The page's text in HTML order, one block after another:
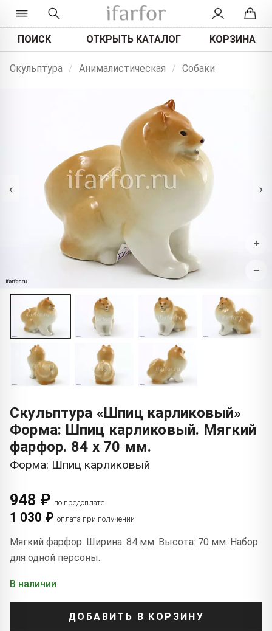
ПОИСК ОТКРЫТЬ КАТАЛОГ КОРЗИНА
Скульптура / Анималистическая / Собаки
‹ ›
+
−
Скульптура «Шпиц карликовый»
Форма: Шпиц карликовый. Мягкий
фарфор. 84 x 70 мм.
Форма: Шпиц карликовый
948 ₽ по предоплате
1 030 ₽ оплата при получении
Мягкий фарфор. Ширина: 84 мм. Высота: 70 мм. Набор
для одной персоны.
В наличии
ДОБАВИТЬ В КОРЗИНУ